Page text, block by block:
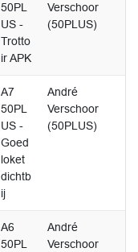
50PL
US -
Trotto
ir APK
Verschoor
(50PLUS)
A7
50PL
US -
Goed
loket
dichtb
ij
André
Verschoor
(50PLUS)
A6
50PL
André
Verschoor